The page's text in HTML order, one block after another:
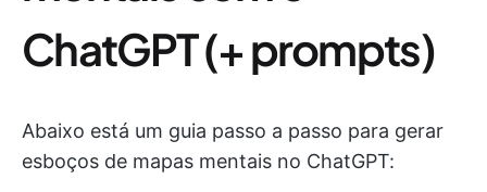
ChatGPT (+ prompts)
Abaixo está um guia passo a passo para gerar
esboços de mapas mentais no ChatGPT: